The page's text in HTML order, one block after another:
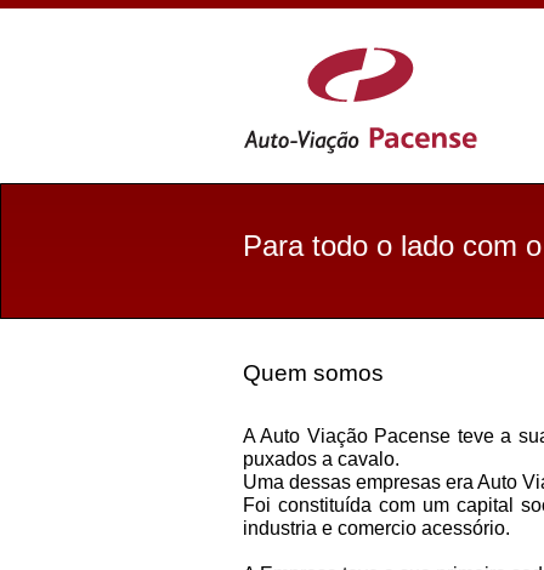
Para todo o lado com
Quem somos
A Auto Viação Pacense teve a
puxados a cavalo.
Uma dessas empresas era Auto
Foi constituída com um capital
industria e comercio acessório.